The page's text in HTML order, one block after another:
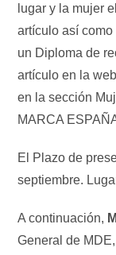
lugar y la mujer
artículo así
un Diploma de
artículo en la
en la sección
MARCA
El Plazo de
septiembre.
A continuación,
General de